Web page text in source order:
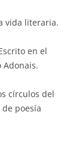
vida literaria.
en el
círculos del
poesía